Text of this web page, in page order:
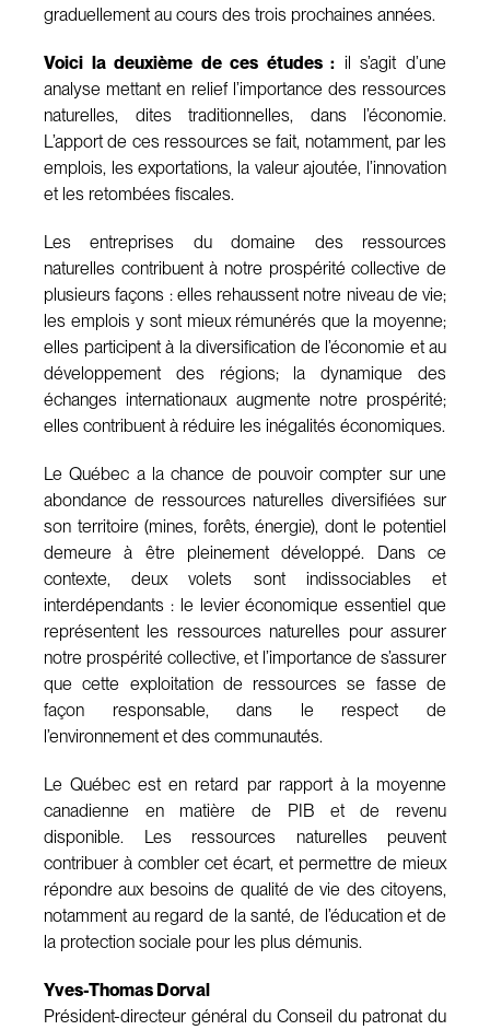
graduellement au cours des trois prochaines années.
Voici la deuxième de ces études : il s’agit d’une
analyse mettant en relief l’importance des ressources
naturelles, dites traditionnelles, dans l’économie.
L’apport de ces ressources se fait, notamment, par les
emplois, les exportations, la valeur ajoutée, l’innovation
et les retombées fiscales.
Les entreprises du domaine des ressources
naturelles contribuent à notre prospérité collective de
plusieurs façons : elles rehaussent notre niveau de vie;
les emplois y sont mieux rémunérés que la moyenne;
elles participent à la diversification de l’économie et au
développement des régions; la dynamique des
échanges internationaux augmente notre prospérité;
elles contribuent à réduire les inégalités économiques.
Le Québec a la chance de pouvoir compter sur une
abondance de ressources naturelles diversifiées sur
son territoire (mines, forêts, énergie), dont le potentiel
demeure à être pleinement développé. Dans ce
contexte, deux volets sont indissociables et
interdépendants : le levier économique essentiel que
représentent les ressources naturelles pour assurer
notre prospérité collective, et l’importance de s’assurer
que cette exploitation de ressources se fasse de
façon responsable, dans le respect de
l’environnement et des communautés.
Le Québec est en retard par rapport à la moyenne
canadienne en matière de PIB et de revenu
disponible. Les ressources naturelles peuvent
contribuer à combler cet écart, et permettre de mieux
répondre aux besoins de qualité de vie des citoyens,
notamment au regard de la santé, de l’éducation et de
la protection sociale pour les plus démunis.
Yves-Thomas Dorval
Président-directeur général du Conseil du patronat du